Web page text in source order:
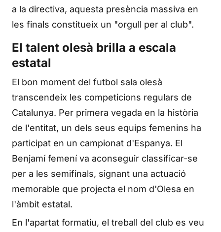
a la directiva, aquesta presència massiva en
les finals constitueix un "orgull per al club".
El talent olesà brilla a escala
estatal
El bon moment del futbol sala olesà
transcendeix les competicions regulars de
Catalunya. Per primera vegada en la història
de l'entitat, un dels seus equips femenins ha
participat en un campionat d'Espanya. El
Benjamí femení va aconseguir classificar-se
per a les semifinals, signant una actuació
memorable que projecta el nom d'Olesa en
l'àmbit estatal.
En l'apartat formatiu, el treball del club es veu